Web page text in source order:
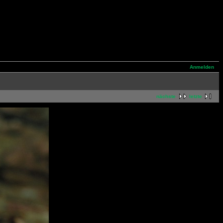
Anmelden
nächste letzte